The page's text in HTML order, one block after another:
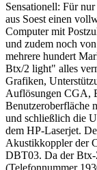
Sensationell: Für
aus Soest einen
Computer mit
und zudem noch
mehrere hundert
Btx/2 light" alles
Grafiken,
Auflösungen CGA,
Benutzeroberfläche
und schließlich die
dem HP-Laserjet.
Akustikkoppler der
DBT03. Da der Btx-
(Telefonnummer